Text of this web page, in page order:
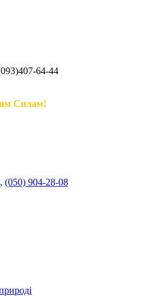
64-44
Силам!
(050) 904-28-08